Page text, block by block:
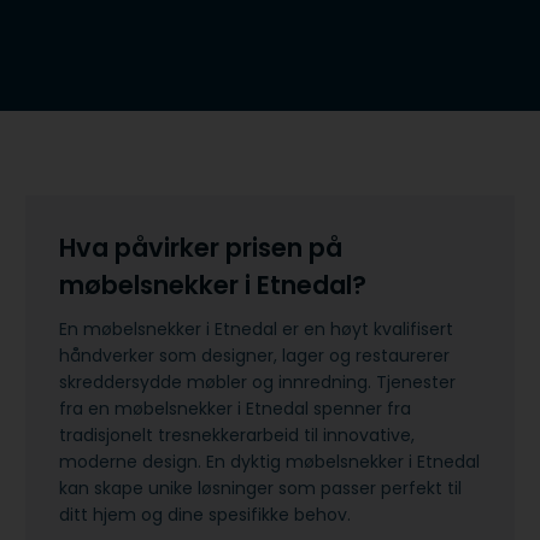
Hva påvirker prisen på
møbelsnekker i Etnedal?
En møbelsnekker i Etnedal er en høyt kvalifisert
håndverker som designer, lager og restaurerer
skreddersydde møbler og innredning. Tjenester
fra en møbelsnekker i Etnedal spenner fra
tradisjonelt tresnekkerarbeid til innovative,
moderne design. En dyktig møbelsnekker i Etnedal
kan skape unike løsninger som passer perfekt til
ditt hjem og dine spesifikke behov.